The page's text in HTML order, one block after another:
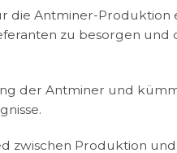
die Antminer-Produktion
zu besorgen
der Antminer und
zwischen Produktion und